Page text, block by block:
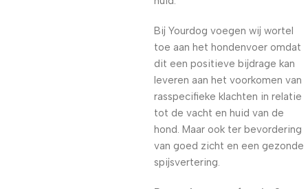
Bij Yourdog voegen wij wortel
toe aan het hondenvoer omdat
dit een positieve bijdrage kan
leveren aan het voorkomen van
rasspecifieke klachten in relatie
tot de vacht en huid van de
hond. Maar ook ter bevordering
van goed zicht en een gezonde
spijsvertering.